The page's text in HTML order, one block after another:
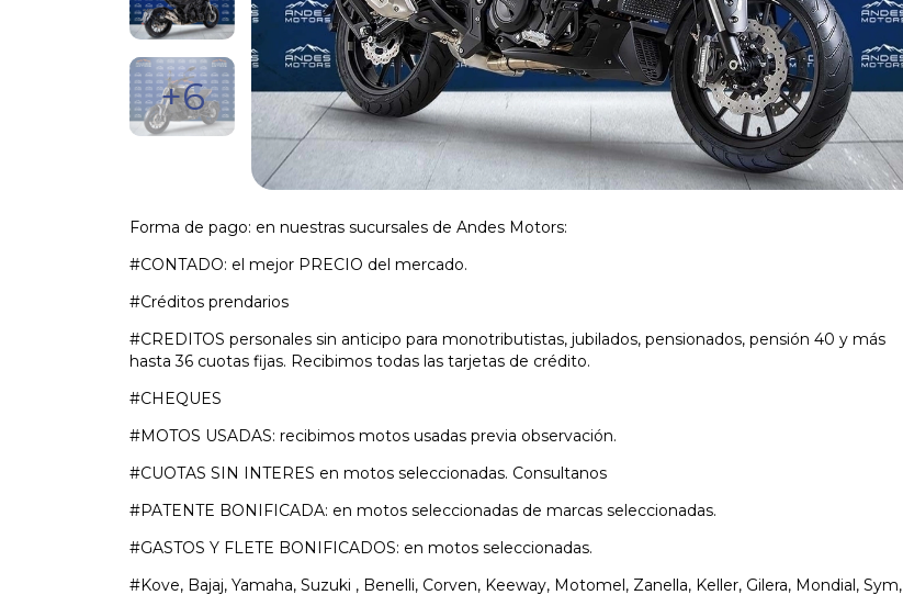
+6
Forma de pago: en nuestras sucursales de Andes Motors:
#CONTADO: el mejor PRECIO del mercado.
#Créditos prendarios
#CREDITOS personales sin anticipo para monotributistas, jubilados, pensionados, pensión 40 y más
hasta 36 cuotas fijas. Recibimos todas las tarjetas de crédito.
#CHEQUES
#MOTOS USADAS: recibimos motos usadas previa observación.
#CUOTAS SIN INTERES en motos seleccionadas. Consultanos
#PATENTE BONIFICADA: en motos seleccionadas de marcas seleccionadas.
#GASTOS Y FLETE BONIFICADOS: en motos seleccionadas.
#Kove, Bajaj, Yamaha, Suzuki , Benelli, Corven, Keeway, Motomel, Zanella, Keller, Gilera, Mondial, Sym,